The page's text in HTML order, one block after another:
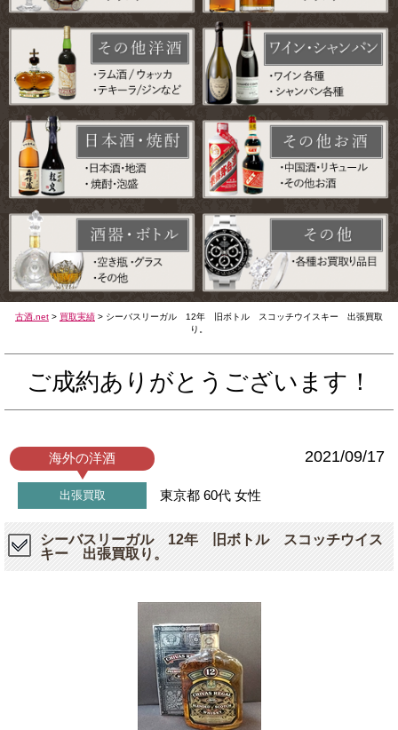
古酒.net > 買取実績 > シーバスリーガル 12年 旧ボトル スコッチウイスキー 出張買取
り。
ご成約ありがとうございます！
海外の洋酒 2021/09/17
出張買取 東京都 60代 女性
シーバスリーガル 12年 旧ボトル スコッチウイス
キー 出張買取り。